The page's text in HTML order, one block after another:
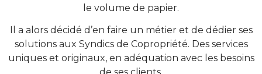
le volume de papier.
Il a alors décidé d’en faire un métier et de dédier ses
solutions aux Syndics de Copropriété. Des services
uniques et originaux, en adéquation avec les besoins